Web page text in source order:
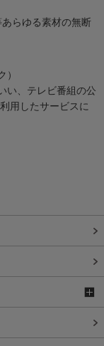
らゆる素材の無断
）
い、テレビ番組の公
用したサービスに